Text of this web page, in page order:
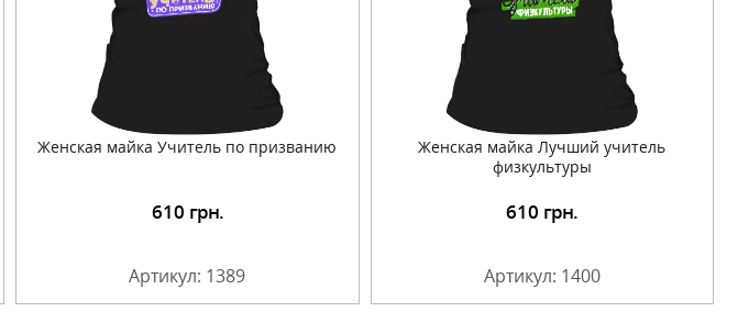
Женская майка Учитель по призванию
610 грн.
Артикул: 1389
Женская майка Лучший учитель
физкультуры
Подробнее 610 грн.
Артикул: 1400